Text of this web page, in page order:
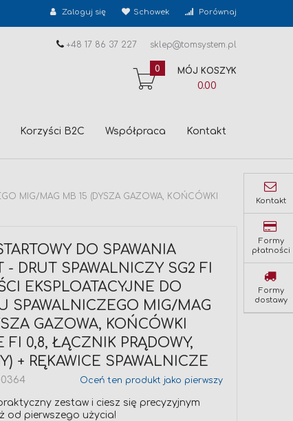
Zaloguj się Schowek Porównaj
+48 17 86 37 227 sklep@tomsystem.pl
MÓJ KOSZYK
0.00
0
Korzyści B2C Współpraca Kontakt
MIG/MAG MB 15 (DYSZA GAZOWA, KOŃCÓWKI
DO SPAWANIA
- DRUT SPAWALNICZY SG2 FI
EKSPLOATACYJNE DO
SPAWALNICZEGO MIG/MAG
GAZOWA, KOŃCÓWKI
FI 0,8, ŁĄCZNIK PRĄDOWY,
+ RĘKAWICE SPAWALNICZE
Oceń ten produkt jako pierwszy
zestaw i ciesz się precyzyjnym
od pierwszego użycia!
Kontakt
Formy
płatności
Formy
dostawy